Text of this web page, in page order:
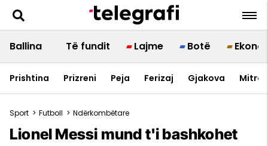
Ballina Të fundit Lajme Botë
Prishtina Prizreni Peja Ferizaj Gjakova
Sport > Futboll > Ndërkombëtare
Lionel Messi mund t'i bashkohet